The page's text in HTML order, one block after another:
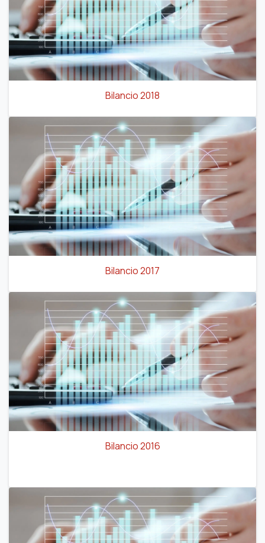
Bilancio 2018
Bilancio 2017
Bilancio 2016